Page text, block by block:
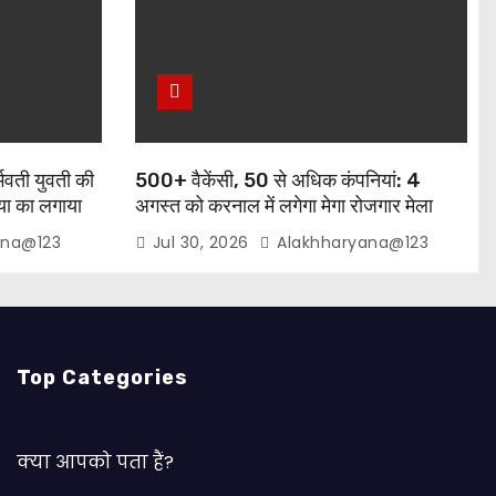
युवती की
का लगाया
500+ वैकेंसी, 50 से अधिक कंपनियां: 4
अगस्त को करनाल में लगेगा मेगा रोजगार मेला
Jul 30, 2026 Alakhharyana@123
Top Categories
क्या आपको पता हैं?